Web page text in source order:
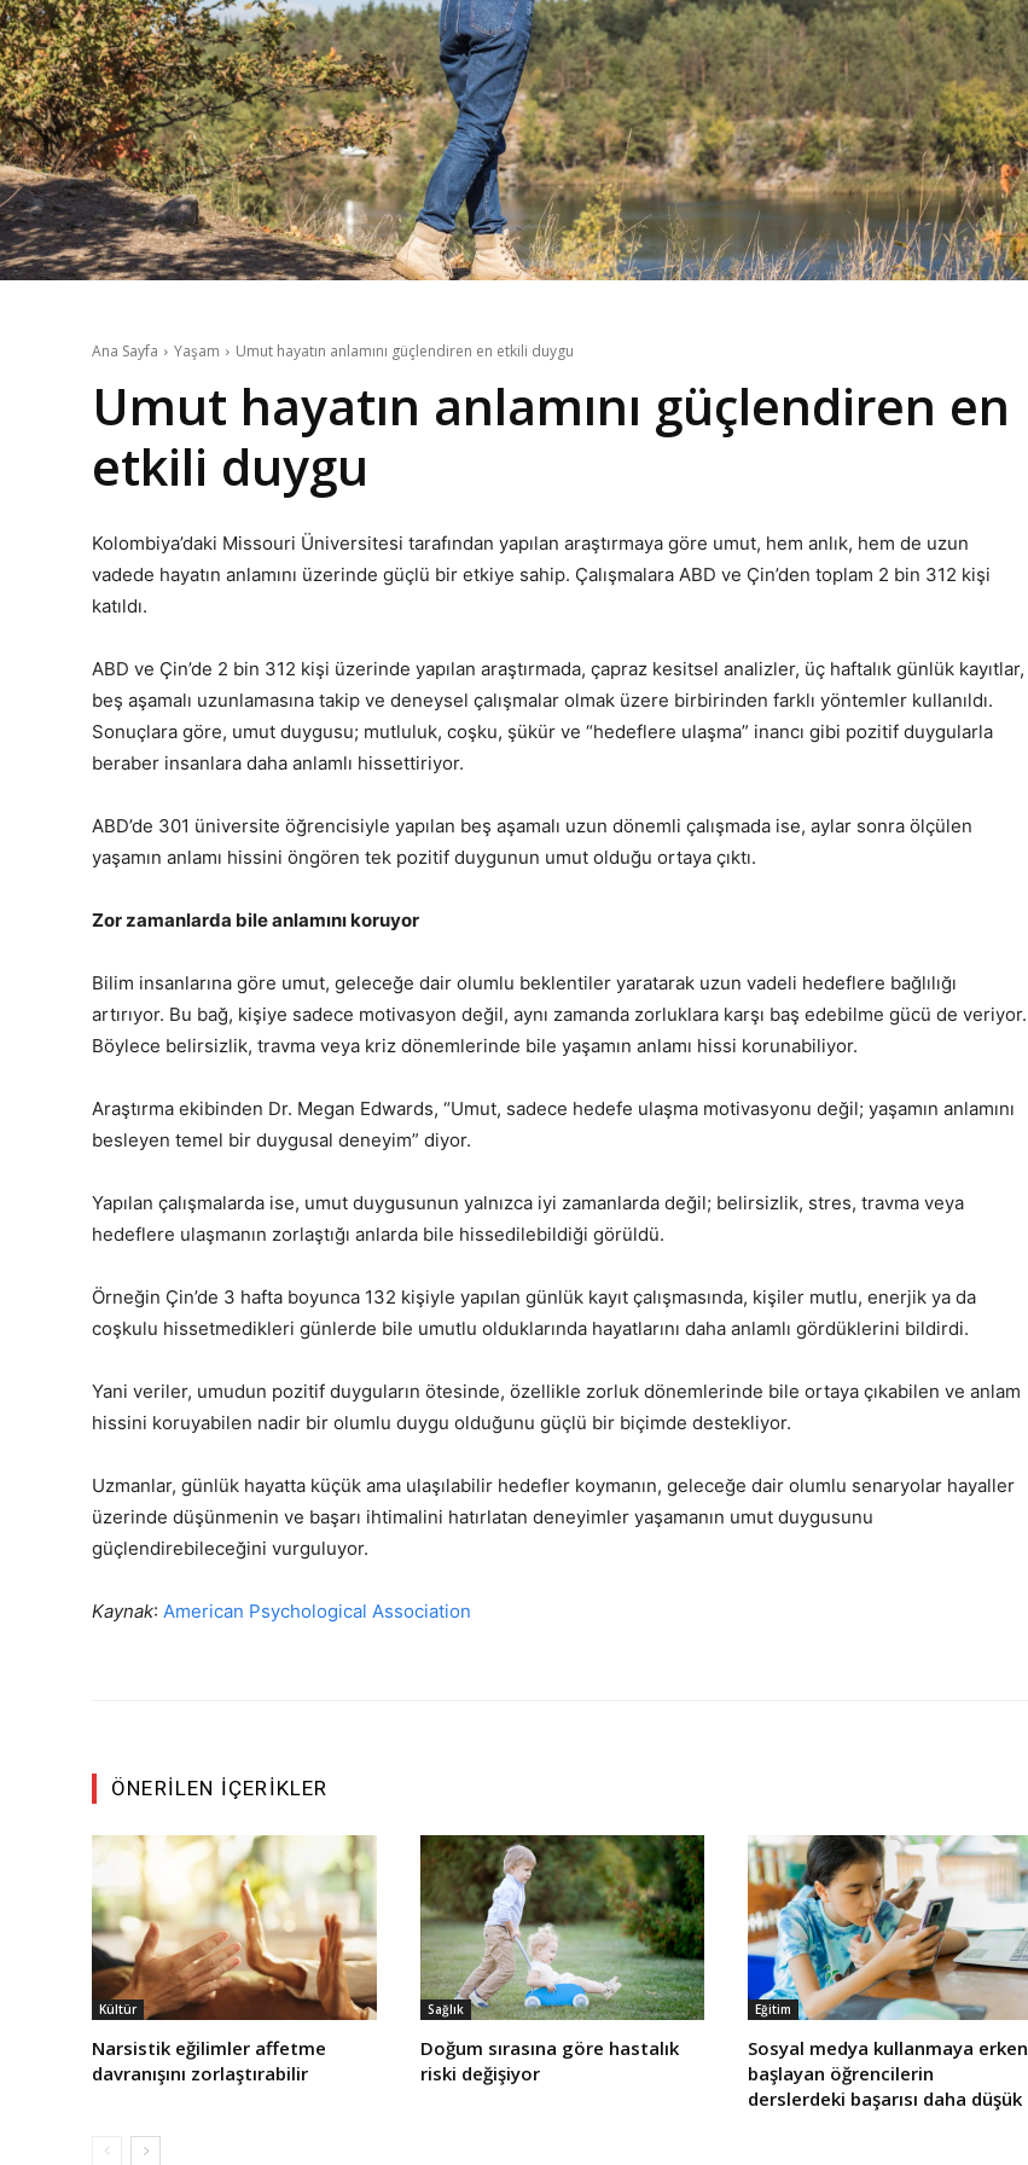
Ana Sayfa Yaşam Umut hayatın anlamını güçlendiren en etkili duygu
Umut hayatın anlamını güçlendiren en
etkili duygu
Kolombiya’daki Missouri Üniversitesi tarafından yapılan araştırmaya göre umut, hem anlık, hem de uzun
vadede hayatın anlamını üzerinde güçlü bir etkiye sahip. Çalışmalara ABD ve Çin’den toplam 2 bin 312 kişi
katıldı.
ABD ve Çin’de 2 bin 312 kişi üzerinde yapılan araştırmada, çapraz kesitsel analizler, üç haftalık günlük kayıtlar,
beş aşamalı uzunlamasına takip ve deneysel çalışmalar olmak üzere birbirinden farklı yöntemler kullanıldı.
Sonuçlara göre, umut duygusu; mutluluk, coşku, şükür ve “hedeflere ulaşma” inancı gibi pozitif duygularla
beraber insanlara daha anlamlı hissettiriyor.
ABD’de 301 üniversite öğrencisiyle yapılan beş aşamalı uzun dönemli çalışmada ise, aylar sonra ölçülen
yaşamın anlamı hissini öngören tek pozitif duygunun umut olduğu ortaya çıktı.
Zor zamanlarda bile anlamını koruyor
Bilim insanlarına göre umut, geleceğe dair olumlu beklentiler yaratarak uzun vadeli hedeflere bağlılığı
artırıyor. Bu bağ, kişiye sadece motivasyon değil, aynı zamanda zorluklara karşı baş edebilme gücü de veriyor.
Böylece belirsizlik, travma veya kriz dönemlerinde bile yaşamın anlamı hissi korunabiliyor.
Araştırma ekibinden Dr. Megan Edwards, “Umut, sadece hedefe ulaşma motivasyonu değil; yaşamın anlamını
besleyen temel bir duygusal deneyim” diyor.
Yapılan çalışmalarda ise, umut duygusunun yalnızca iyi zamanlarda değil; belirsizlik, stres, travma veya
hedeflere ulaşmanın zorlaştığı anlarda bile hissedilebildiği görüldü.
Örneğin Çin’de 3 hafta boyunca 132 kişiyle yapılan günlük kayıt çalışmasında, kişiler mutlu, enerjik ya da
coşkulu hissetmedikleri günlerde bile umutlu olduklarında hayatlarını daha anlamlı gördüklerini bildirdi.
Yani veriler, umudun pozitif duyguların ötesinde, özellikle zorluk dönemlerinde bile ortaya çıkabilen ve anlam
hissini koruyabilen nadir bir olumlu duygu olduğunu güçlü bir biçimde destekliyor.
Uzmanlar, günlük hayatta küçük ama ulaşılabilir hedefler koymanın, geleceğe dair olumlu senaryolar hayaller
üzerinde düşünmenin ve başarı ihtimalini hatırlatan deneyimler yaşamanın umut duygusunu
güçlendirebileceğini vurguluyor.
Kaynak: American Psychological Association
ÖNERILEN İÇERIKLER
Kültür
Narsistik eğilimler affetme
davranışını zorlaştırabilir
Sağlık
Doğum sırasına göre hastalık
riski değişiyor
Eğitim
Sosyal medya kullanmaya erken
başlayan öğrencilerin
derslerdeki başarısı daha düşük